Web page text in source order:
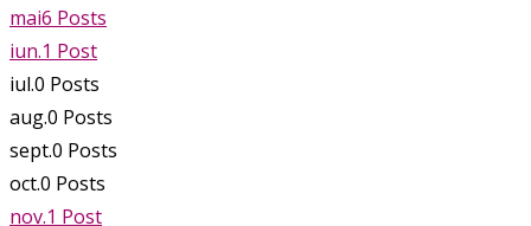
mai6 Posts
iun.1 Post
iul.0 Posts
aug.0 Posts
sept.0 Posts
oct.0 Posts
nov.1 Post